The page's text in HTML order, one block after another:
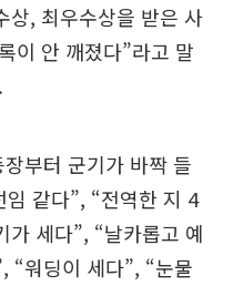
상, 최우수상을 받은 사
이 안 깨졌다”라고 말
부터 군기가 바짝 들
같다”, “전역한 지 4
가 세다”, “날카롭고 예
“워딩이 세다”, “눈물